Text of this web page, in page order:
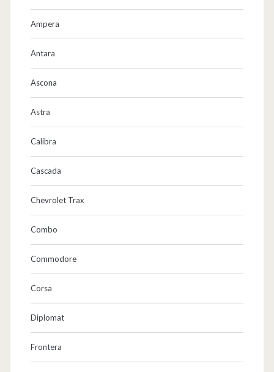
Ampera
Antara
Ascona
Astra
Calibra
Cascada
Chevrolet Trax
Combo
Commodore
Corsa
Diplomat
Frontera